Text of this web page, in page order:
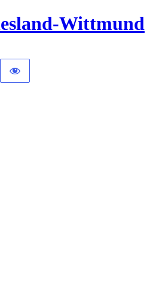
Wittmund